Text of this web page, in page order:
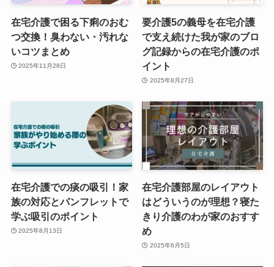
在宅介護で困る下痢のおむ
つ交換！臭わない・汚れな
いコツまとめ
2025年11月28日
要介護5の義母を在宅介護
で支え続けた我が家のブロ
グ記録からの在宅介護のポ
イント
2025年8月27日
在宅介護での痰の吸引！家
族の対応とパンフレットで
学ぶ吸引のポイント
2025年8月13日
在宅介護部屋のレイアウト
はどういうのが理想？寝た
きり介護のわが家のおすす
め
2025年6月5日